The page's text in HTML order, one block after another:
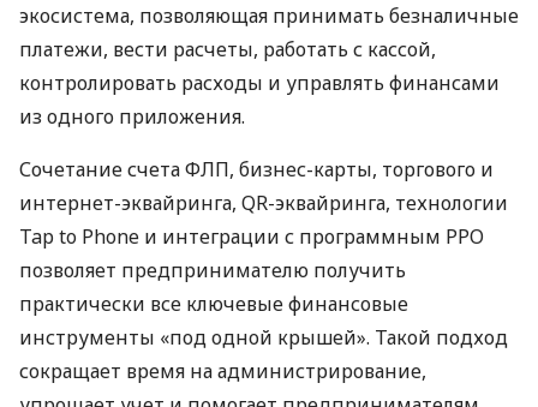
экосистема, позволяющая принимать безналичные
платежи, вести расчеты, работать с кассой,
контролировать расходы и управлять финансами
из одного приложения.
Сочетание счета ФЛП, бизнес-карты, торгового и
интернет-эквайринга, QR-эквайринга, технологии
Tap to Phone и интеграции с программным РРО
позволяет предпринимателю получить
практически все ключевые финансовые
инструменты «под одной крышей». Такой подход
сокращает время на администрирование,